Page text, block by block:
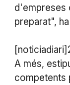
d'empreses
preparat",
A més,
competents